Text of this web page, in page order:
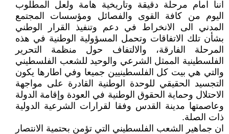
اننا امام مرحلة دقيقة وتاريخية هامة ولعل المطلوب
اليوم من كافة القوى والفصائل ومؤسسات المجتمع
المدني الى الانخراط في دعم وتنفيذ القرار الوطني
بشأن تلك الاتفاقات وتحمل المسؤولية الوطنية في هذه
المرحلة الفارقة، والالتفاف حول منظمة التحرير
الفلسطينية الممثل الشرعي والوحيد للشعب الفلسطيني
والتي هي بيت كل الفلسطينيين جميعا وفي اطارها يكون
التجسيد الحقيقي للوحدة الوطنية القادرة على مواجهة
الاحتلال وحماية الحقوق الوطنية في العودة وإقامة الدولة
وعاصمتها مدينة القدس وفقا لقرارات الشرعية الدولية
ذات الصلة.
ان جماهير الشعب الفلسطيني التي تؤمن بحتمية الانتصار